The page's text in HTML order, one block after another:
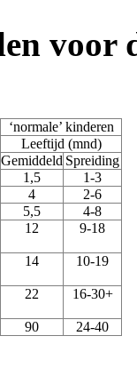
voor
‘normale’ kinderen
Leeftijd (mnd)
Gemiddeld Spreiding
1,5
1-3
4
2-6
5,5
4-8
12 9-18
14 10-19
22 16-30+
90 24-40